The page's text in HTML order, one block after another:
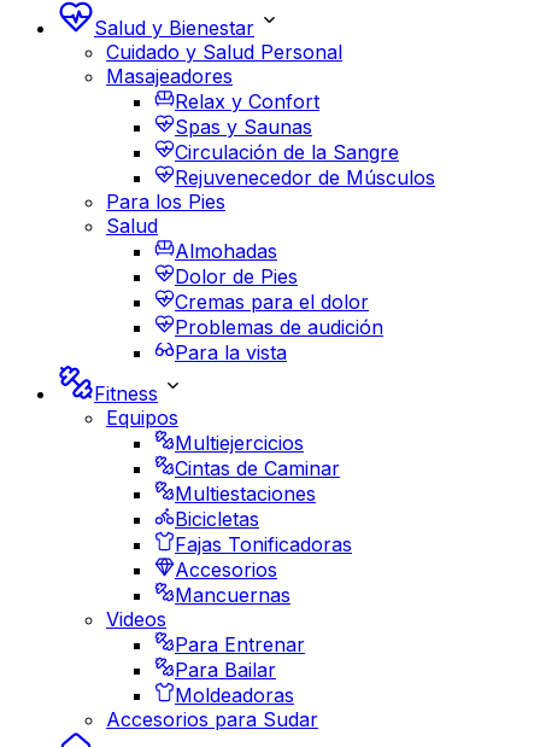
Salud y Bienestar
Cuidado y Salud Personal
Masajeadores
Relax y Confort
Spas y Saunas
Circulación de la Sangre
Rejuvenecedor de Músculos
Para los Pies
Salud
Almohadas
Dolor de Pies
Cremas para el dolor
Problemas de audición
Para la vista
Fitness
Equipos
Multiejercicios
Cintas de Caminar
Multiestaciones
Bicicletas
Fajas Tonificadoras
Accesorios
Mancuernas
Videos
Para Entrenar
Para Bailar
Moldeadoras
Accesorios para Sudar